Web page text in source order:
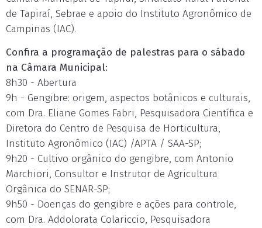
de Tapiraí, Sebrae e apoio do Instituto Agronômico de
Campinas (IAC).
Confira a programação de palestras para o sábado
na Câmara Municipal:
8h30 - Abertura
9h - Gengibre: origem, aspectos botânicos e culturais,
com Dra. Eliane Gomes Fabri, Pesquisadora Científica e
Diretora do Centro de Pesquisa de Horticultura,
Instituto Agronômico (IAC) /APTA / SAA-SP;
9h20 - Cultivo orgânico do gengibre, com Antonio
Marchiori, Consultor e Instrutor de Agricultura
Orgânica do SENAR-SP;
9h50 - Doenças do gengibre e ações para controle,
com Dra. Addolorata Colariccio, Pesquisadora